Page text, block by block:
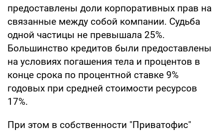
предоставлены доли корпоративных прав на
связанные между собой компании. Судьба
одной частицы не превышала 25%.
Большинство кредитов были предоставлены
на условиях погашения тела и процентов в
конце срока по процентной ставке 9%
годовых при средней стоимости ресурсов
17%.
При этом в собственности "Приватофис"